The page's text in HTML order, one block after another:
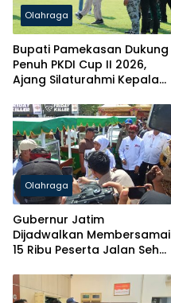
Olahraga
Bupati Pamekasan Dukung
Penuh PKDI Cup II 2026,
Ajang Silaturahmi Kepala
Olahraga
Gubernur Jatim
Dijadwalkan Membersamai
15 Ribu Peserta Jalan Sehat